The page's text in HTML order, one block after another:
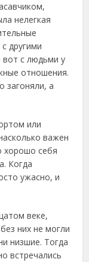
нелегкая
другими
вот с людьми у
отношения.
загоняли, а
или
важен
хорошо себя
Когда
ужасно, и
веке,
них не могли
низшие. Тогда
встречались